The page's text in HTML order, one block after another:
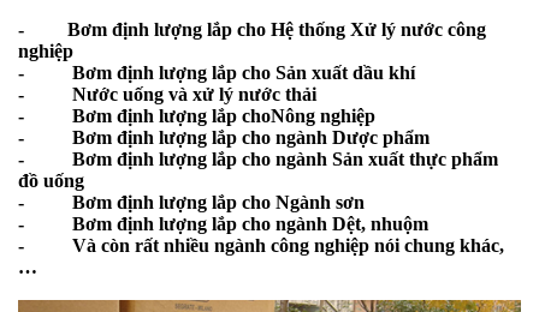
- Bơm định lượng lắp cho Hệ thống Xử lý nước công
nghiệp
- Bơm định lượng lắp cho Sản xuất dầu khí
- Nước uống và xử lý nước thải
- Bơm định lượng lắp choNông nghiệp
- Bơm định lượng lắp cho ngành Dược phẩm
- Bơm định lượng lắp cho ngành Sản xuất thực phẩm
đồ uống
- Bơm định lượng lắp cho Ngành sơn
- Bơm định lượng lắp cho ngành Dệt, nhuộm
- Và còn rất nhiều ngành công nghiệp nói chung khác,
…